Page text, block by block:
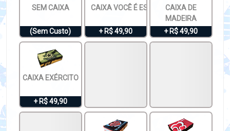
SEM CAIXA
(Sem Custo)
CAIXA VOCÊ É ESPECIAL
+ R$ 49,90
CAIXA DE
MADEIRA
+ R$ 49,90
CAIXA EXÉRCITO
+ R$ 49,90